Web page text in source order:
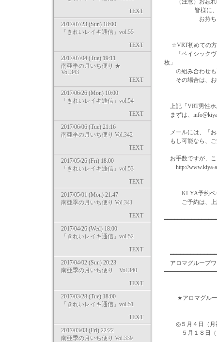
TEXT
2017/07/23 (Sun) 18:00
「きれいレイキ通信」vol.55
TEXT
2017/07/04 (Tue) 19:11
南亜季の月いち便り ★
Vol.343
TEXT
2017/06/26 (Mon) 10:00
「きれいレイキ通信」vol.54
TEXT
2017/06/06 (Tue) 21:16
南亜季の月いち便り Vol.342
TEXT
2017/05/26 (Fri) 18:00
「きれいレイキ通信」vol.53
TEXT
2017/05/01 (Mon) 21:47
南亜季の月いち便り Vol.341
TEXT
2017/04/26 (Wed) 18:00
「きれいレイキ通信」vol.52
TEXT
2017/04/02 (Sun) 20:23
南亜季の月いち便り Vol.340
TEXT
2017/03/28 (Tue) 18:00
「きれいレイキ通信」vol.51
TEXT
2017/03/03 (Fri) 22:22
南亜季の月いち便り Vol.339
（注意）お忘れ
皆様に、統一し
お持ちいただ
☆VRT初めての
「ベイシックヴ
枚」
の組み合わせも
その場合は、お
上記「VRT男性ホ
まずは、
メールには、「お
もし可能なら、ご
お手数ですが、こ
http://www.kiya-
KI-YA予約ペー
ご予約は、上記
アロマ
★アロマグル
◎５月４日（月
５月１８日（